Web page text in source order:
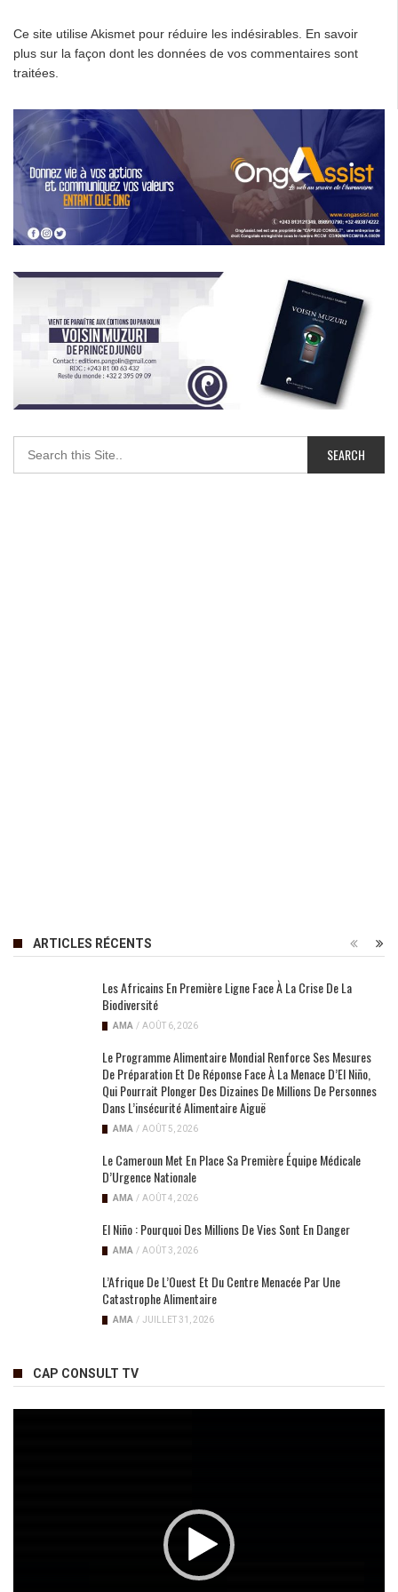
Ce site utilise Akismet pour réduire les indésirables. En savoir
plus sur la façon dont les données de vos commentaires sont
traitées
ARTICLES RÉCENTS
Les Africains En Première Ligne Face À La Crise De La
Biodiversité
AMA / AOÛT 6, 2026
Le Programme Alimentaire Mondial Renforce Ses Mesures
De Préparation Et De Réponse Face À La Menace D’El Niño,
Qui Pourrait Plonger Des Dizaines De Millions De Personnes
Dans L’insécurité Alimentaire Aiguë
AMA / AOÛT 5, 2026
Le Cameroun Met En Place Sa Première Équipe Médicale
D’Urgence Nationale
AMA / AOÛT 4, 2026
El Niño : Pourquoi Des Millions De Vies Sont En Danger
AMA / AOÛT 3, 2026
L’Afrique De L’Ouest Et Du Centre Menacée Par Une
Catastrophe Alimentaire
AMA / JUILLET 31, 2026
CAP CONSULT TV